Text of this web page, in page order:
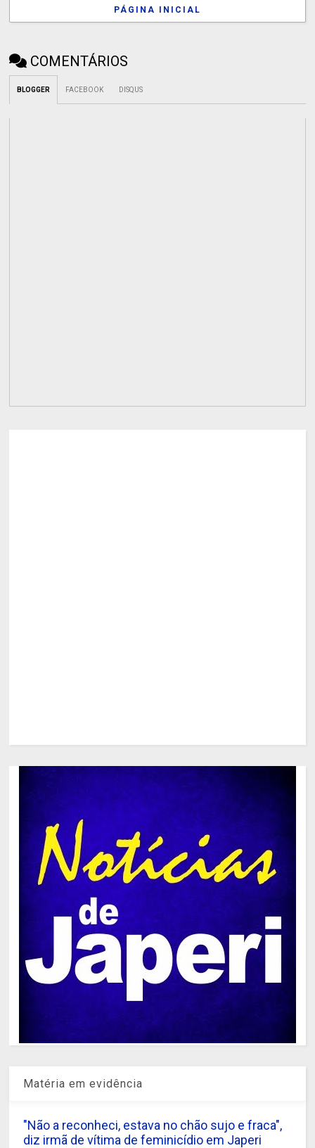
PÁGINA INICIAL
COMENTÁRIOS
BLOGGER FACEBOOK DISQUS
Matéria em evidência
"Não a reconheci, estava no chão sujo e fraca",
diz irmã de vítima de feminicídio em Japeri